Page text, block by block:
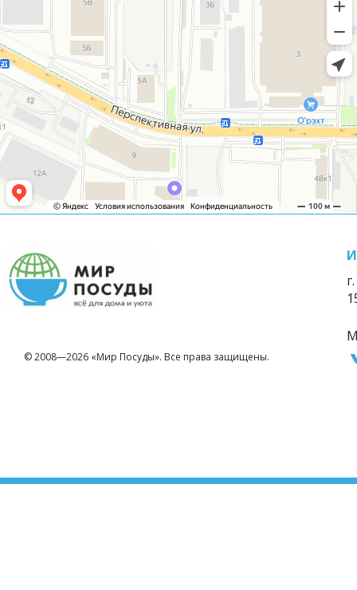
© 2008—2026 «Мир Посуды». Все права защищены.